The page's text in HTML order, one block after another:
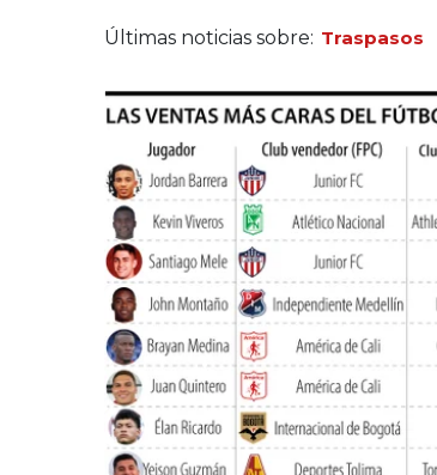
Últimas noticias sobre: Traspasos